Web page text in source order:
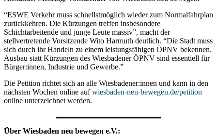
“ESWE Verkehr muss schnellstmöglich wieder zum Normalfahrplan
zurückkehren. Die Kürzungen treffen insbesondere
Schichtarbeitende und junge Leute massiv”, macht der
stellvertretende Vorsitzende Wito Harmuth deutlich. “Die Stadt muss
sich durch ihr Handeln zu einem leistungsfähigen ÖPNV bekennen.
Ausbau statt Kürzungen des Wiesbadener ÖPNV sind essentiell für
Bürger:innen, Industrie und Gewerbe.”
Die Petition richtet sich an alle Wiesbadener:innen und kann in den
nächsten Wochen online aufwiesbaden-neu-bewegen.de/petition
online unterzeichnet werden.
Über Wiesbaden neu bewegen e.V.: